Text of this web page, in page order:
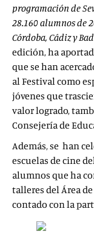
programación de
28.160 alumnos de
Córdoba, Cádiz y
edición, ha
que se han
al Festival como
jóvenes que
valor logrado,
Consejería de
Además, se han
escuelas de cine
alumnos que ha
talleres del Área
contado con la